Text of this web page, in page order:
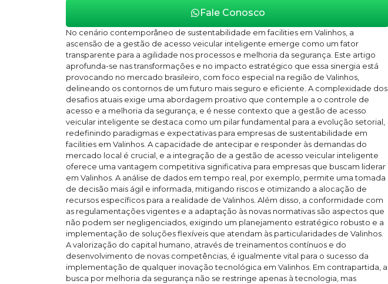
Fale Conosco
No cenário contemporâneo de sustentabilidade em facilities em Valinhos, a
ascensão de a gestão de acesso veicular inteligente emerge como um fator
transparente para a agilidade nos processos e melhoria da segurança. Este artigo
aprofunda-se nas transformações e no impacto estratégico que essa sinergia está
provocando no mercado brasileiro, com foco especial na região de Valinhos,
delineando os contornos de um futuro mais seguro e eficiente. A complexidade dos
desafios atuais exige uma abordagem proativo que contemple a o controle de
acesso e a melhoria da segurança, e é nesse contexto que a gestão de acesso
veicular inteligente se destaca como um pilar fundamental para a evolução setorial,
redefinindo paradigmas e expectativas para empresas de sustentabilidade em
facilities em Valinhos. A capacidade de antecipar e responder às demandas do
mercado local é crucial, e a integração de a gestão de acesso veicular inteligente
oferece uma vantagem competitiva significativa para empresas que buscam liderar
em Valinhos. A análise de dados em tempo real, por exemplo, permite uma tomada
de decisão mais ágil e informada, mitigando riscos e otimizando a alocação de
recursos específicos para a realidade de Valinhos. Além disso, a conformidade com
as regulamentações vigentes e a adaptação às novas normativas são aspectos que
não podem ser negligenciados, exigindo um planejamento estratégico robusto e a
implementação de soluções flexíveis que atendam às particularidades de Valinhos.
A valorização do capital humano, através de treinamentos contínuos e do
desenvolvimento de novas competências, é igualmente vital para o sucesso da
implementação de qualquer inovação tecnológica em Valinhos. Em contrapartida, a
busca por melhoria da segurança não se restringe apenas à tecnologia, mas